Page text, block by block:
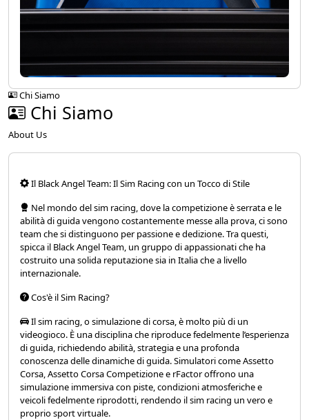
Chi Siamo
Chi Siamo
About Us
Il Black Angel Team: Il Sim Racing con un Tocco di Stile
Nel mondo del sim racing, dove la competizione è serrata e le
abilità di guida vengono costantemente messe alla prova, ci sono
team che si distinguono per passione e dedizione. Tra questi,
spicca il Black Angel Team, un gruppo di appassionati che ha
costruito una solida reputazione sia in Italia che a livello
internazionale.
Cos'è il Sim Racing?
Il sim racing, o simulazione di corsa, è molto più di un
videogioco. È una disciplina che riproduce fedelmente l’esperienza
di guida, richiedendo abilità, strategia e una profonda
conoscenza delle dinamiche di guida. Simulatori come Assetto
Corsa, Assetto Corsa Competizione e rFactor offrono una
simulazione immersiva con piste, condizioni atmosferiche e
veicoli fedelmente riprodotti, rendendo il sim racing un vero e
proprio sport virtuale.